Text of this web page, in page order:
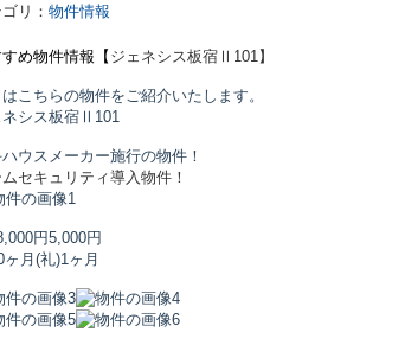
リ： 物件情報
め物件情報【 ジェネシス板宿Ⅱ 101】
こちらの物件をご紹介いたします。
ネシス板宿Ⅱ 101
ウスメーカー施行の物件！
セキュリティ導入物件！
円5,000円
ヶ月(礼)1ヶ月